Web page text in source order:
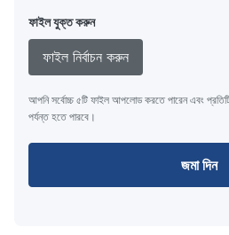
ফাইল যুক্ত করুন
ফাইল নির্বাচন করুন
আপনি সর্বোচ্চ ৫টি ফাইল আপলোড করতে পারেন এবং
পর্যন্ত হতে পারবে।
জমা দিন